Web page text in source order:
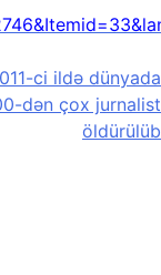
ci ildə dünyada
dən çox jurnalist
öldürülüb